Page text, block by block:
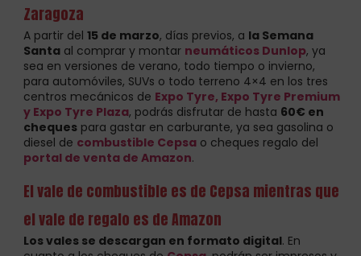
Zaragoza
A partir del 15 de marzo, días previos, a la Semana
Santaal comprar y montar neumáticos Dunlop, ya
sea en versiones de verano, todo tiempo o invierno,
para automóviles, SUVs o todo terreno 4×4 en los tres
centros mecánicos de Expo Tyre, Expo Tyre Premium
y Expo Tyre Plaza, podrás disfrutar de hasta 60€ en
chequespara gastar en carburante, ya sea gasolina o
diesel de combustible Cepsao cheques regalo del
portal de venta de Amazon.
El vale de combustible es de Cepsa mientras que
el vale de regalo es de Amazon
Los vales se descargan en formato digital. En